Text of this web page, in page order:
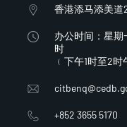
香港添马添美道
办公时间：星期
时
﹙下午1时至2时
+852 3655 5170